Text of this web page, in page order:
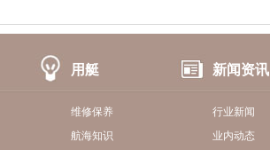
用艇 新闻资讯
维修保养
航海知识
行业新闻
业内动态